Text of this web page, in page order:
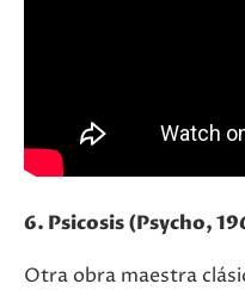
6. Psicosis (Psycho,
Otra obra maestra